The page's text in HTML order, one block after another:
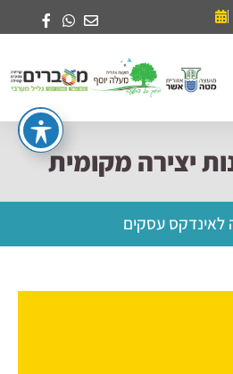
יצירה מקומית
לאינדקס עסקים